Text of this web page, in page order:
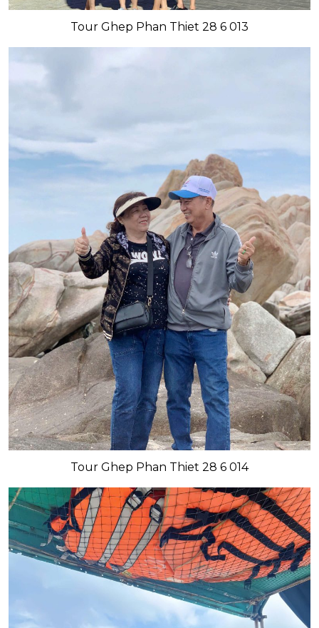
Tour Ghep Phan Thiet 28 6 013
Tour Ghep Phan Thiet 28 6 014